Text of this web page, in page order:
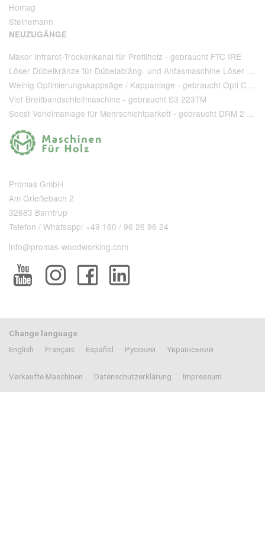
Homag
Steinemann
NEUZUGÄNGE
Makor Infrarot-Trockenkanal für Profilholz - gebraucht FTC IRE
Löser Dübelkränze für Dübelabläng- und Anfasmaschine Löser Type AA 220 - gebraucht
Weinig Optimierungskappsäge / Kappanlage - gebraucht Opti Cut 90
Viet Breitbandschleifmaschine - gebraucht S3 223TM
Soest Verleimanlage für Mehrschichtparkett - gebraucht DRM 2 1 400 + T 80
Promas GmbH
Am Grießebach 2
32683 Barntrup
Telefon / Whatsapp: +49 160 / 96 26 96 24
info@promas-woodworking.com
Change language
English
Français Español Pусский Yкраїнський
Verkaufte Maschinen Datenschutzerklärung Impressum